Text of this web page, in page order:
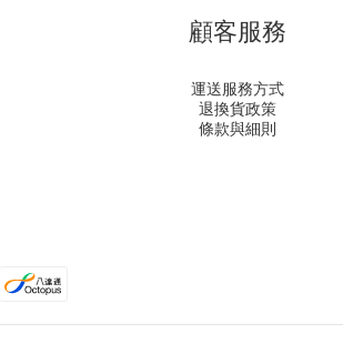
顧客服務
運送服務方式
退換貨政策
條款與細則